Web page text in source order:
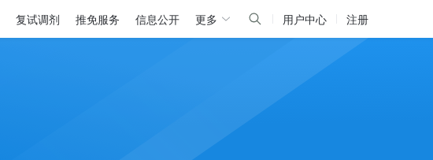
复试调剂 推免服务 信息公开 更多 用户中心 注册